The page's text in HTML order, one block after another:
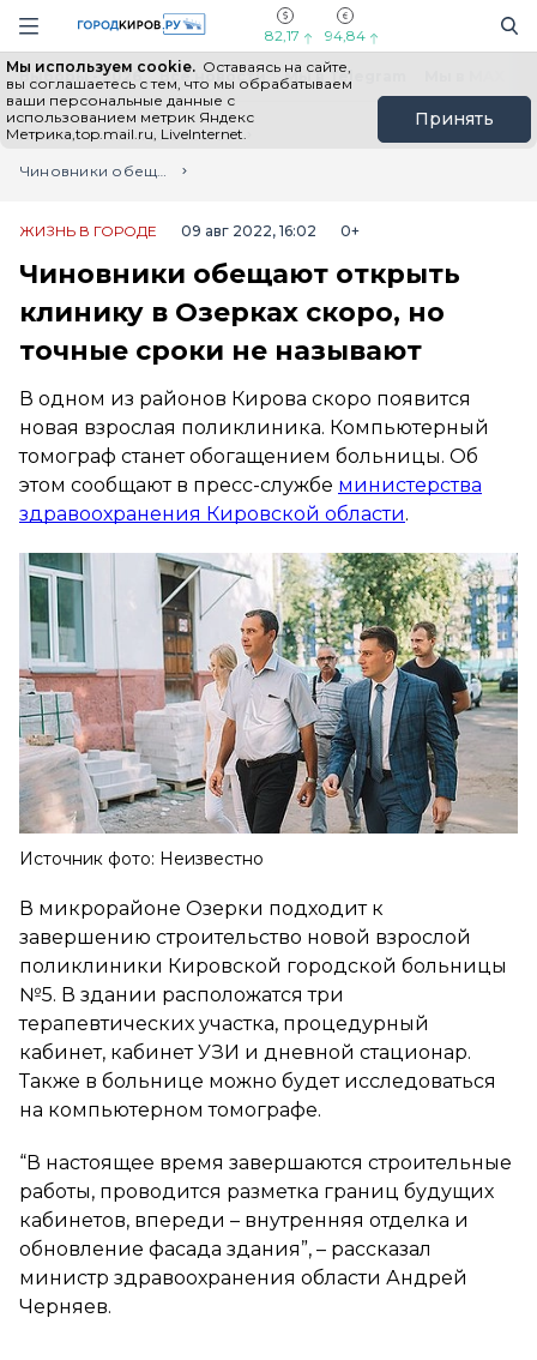
Навигация сайта
82,17 94,84
Мы используем cookie. Оставаясь на сайте,
вы соглашаетесь с тем, что мы обрабатываем
ваши персональные данные с
использованием метрик Яндекс
Метрика,top.mail.ru, LiveInternet.
Принять
Выборы - 2026 Все новости Мы в Telegram
Главная
Лента новостей
Чиновники обещают открыть клинику в Озерках скоро, но точные сроки не называют
ЖИЗНЬ В ГОРОДЕ 09 авг 2022, 16:02 0+
Чиновники обещают открыть
клинику в Озерках скоро, но
точные сроки не называют
В одном из районов Кирова скоро появится
новая взрослая поликлиника. Компьютерный
томограф станет обогащением больницы. Об
этом сообщают в пресс-службе министерства
здравоохранения Кировской области.
Источник фото: Неизвестно
В микрорайоне Озерки подходит к
завершению строительство новой взрослой
поликлиники Кировской городской больницы
№5. В здании расположатся три
терапевтических участка, процедурный
кабинет, кабинет УЗИ и дневной стационар.
Также в больнице можно будет исследоваться
на компьютерном томографе.
“В настоящее время завершаются строительные
работы, проводится разметка границ будущих
кабинетов, впереди – внутренняя отделка и
обновление фасада здания”, – рассказал
министр здравоохранения области Андрей
Черняев.